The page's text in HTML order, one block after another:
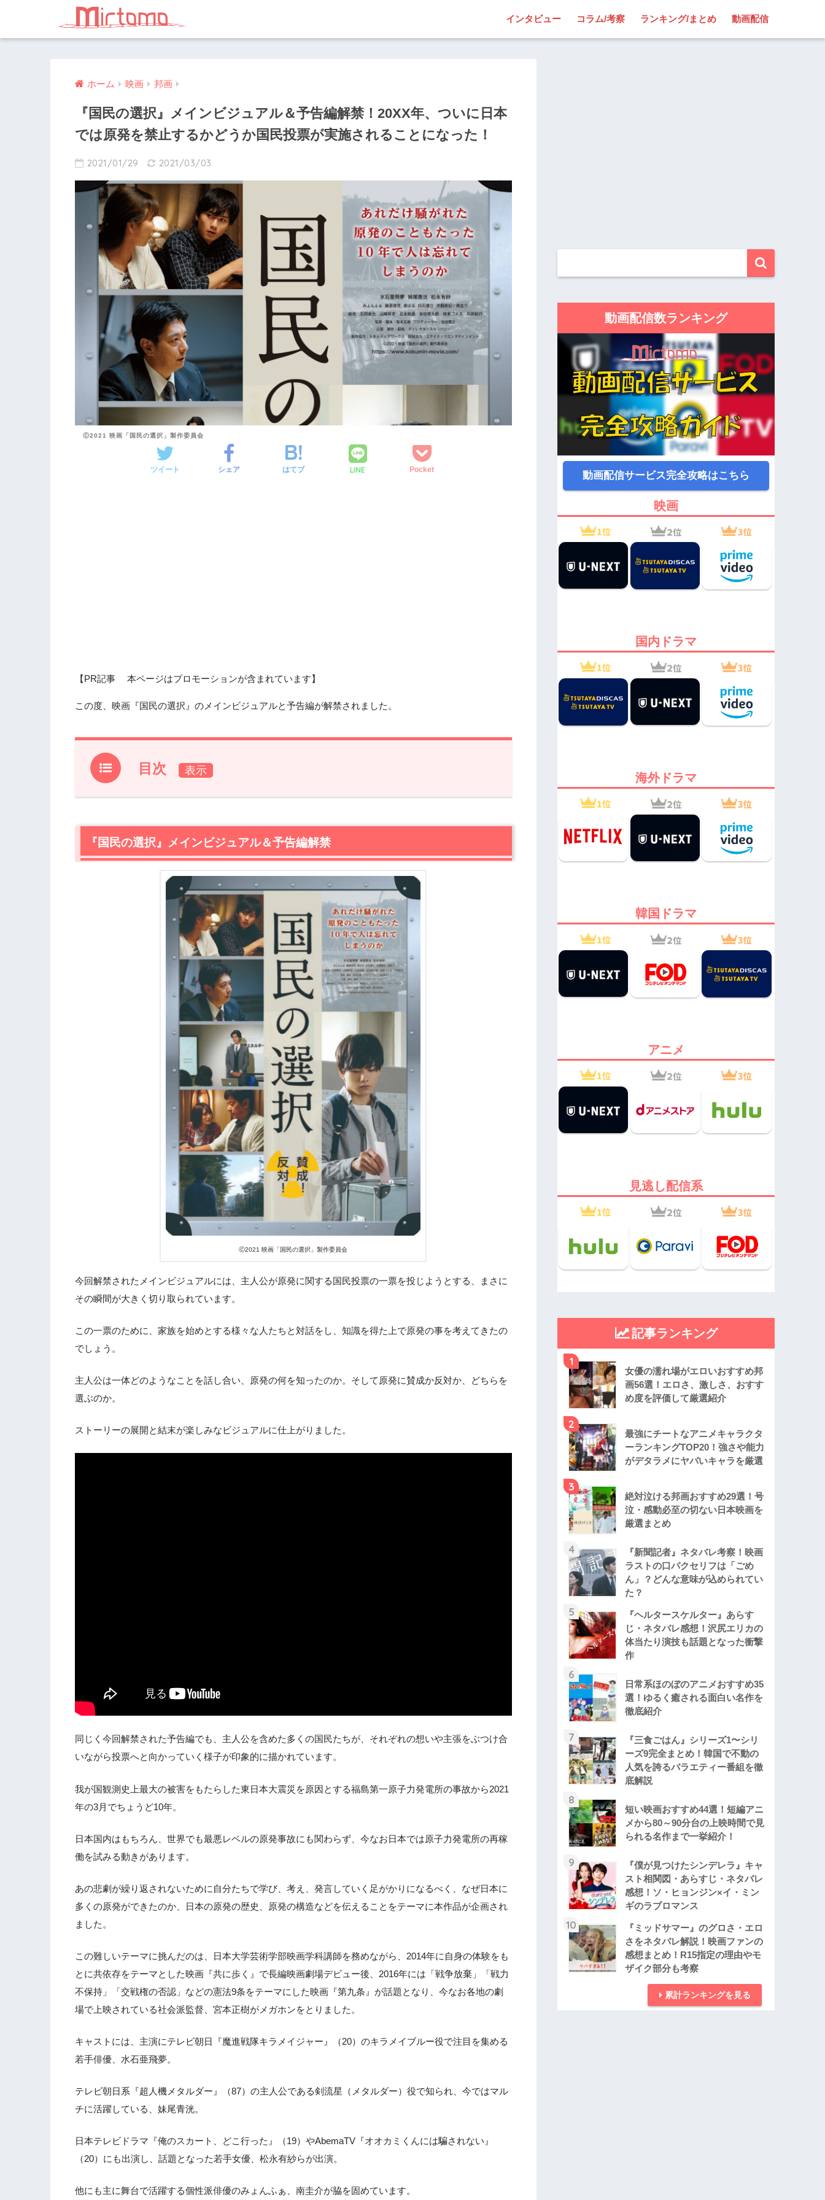
インタビュー コラム/考察 ランキング/まとめ 動画配信
ホーム 映画 邦画
『国民の選択』メインビジュアル＆予告編解禁！20XX年、ついに日本
では原発を禁止するかどうか国民投票が実施されることになった！
2021/01/29 2021/03/03
Ⓒ2021 映画「国民の選択」製作委員会
ツイート シェア はてブ LINE Pocket
【PR記事 本ページはプロモーションが含まれています】
この度、映画『国民の選択』のメインビジュアルと予告編が解禁されました。
目次
1.『国民の選択』メインビジュアル＆予告編解禁
2.1あらすじ
『国民の選択』メインビジュアル＆予告編解禁
Ⓒ2021 映画「国民の選択」製作委員会
今回解禁されたメインビジュアルには、主人公が原発に関する国民投票の一票を投じようとする、まさに
その瞬間が大きく切り取られています。
この一票のために、家族を始めとする様々な人たちと対話をし、知識を得た上で原発の事を考えてきたの
でしょう。
主人公は一体どのようなことを話し合い、原発の何を知ったのか。そして原発に賛成か反対か、どちらを
選ぶのか。
ストーリーの展開と結末が楽しみなビジュアルに仕上がりました。
同じく今回解禁された予告編でも、主人公を含めた多くの国民たちが、それぞれの想いや主張をぶつけ合
いながら投票へと向かっていく様子が印象的に描かれています。
我が国観測史上最大の被害をもたらした東日本大震災を原因とする福島第一原子力発電所の事故から2021
年の3月でちょうど10年。
日本国内はもちろん、世界でも最悪レベルの原発事故にも関わらず、今なお日本では原子力発電所の再稼
働を試みる動きがあります。
あの悲劇が繰り返されないために自分たちで学び、考え、発言していく足がかりになるべく、なぜ日本に
多くの原発ができたのか、日本の原発の歴史、原発の構造などを伝えることをテーマに本作品が企画され
ました。
この難しいテーマに挑んだのは、日本大学芸術学部映画学科講師を務めながら、2014年に自身の体験をも
とに共依存をテーマとした映画『共に歩く』で長編映画劇場デビュー後、2016年には「戦争放棄」「戦力
不保持」「交戦権の否認」などの憲法9条をテーマにした映画『第九条』が話題となり、今なお各地の劇
場で上映されている社会派監督、宮本正樹がメガホンをとりました。
キャストには、主演にテレビ朝日『魔進戦隊キラメイジャー』（20）のキラメイブルー役で注目を集める
若手俳優、水石亜飛夢。
テレビ朝日系『超人機メタルダー』（87）の主人公である剣流星（メタルダー）役で知られ、今ではマル
チに活躍している、妹尾青洸。
日本テレビドラマ『俺のスカート、どこ行った』（19）やAbemaTV『オオカミくんには騙されない』
（20）にも出演し、話題となった若手女優、松永有紗らが出演。
他にも主に舞台で活躍する個性派俳優のみょんふぁ、南圭介が脇を固めています。
動画配信数ランキング
動画配信サービス完全攻略はこちら
映画
国内ドラマ
海外ドラマ
韓国ドラマ
アニメ
見逃し配信系
記事ランキング
1
女優の濡れ場がエロいおすすめ邦
画56選！エロさ、激しさ、おすす
め度を評価して厳選紹介
2
最強にチートなアニメキャラクタ
ーランキングTOP20！強さや能力
がデタラメにヤバいキャラを厳選
3
絶対泣ける邦画おすすめ29選！号
泣・感動必至の切ない日本映画を
厳選まとめ
4
『新聞記者』ネタバレ考察！映画
ラストの口パクセリフは「ごめ
ん」？どんな意味が込められてい
た？
5
『ヘルタースケルター』あらす
じ・ネタバレ感想！沢尻エリカの
体当たり演技も話題となった衝撃
作
6
日常系ほのぼのアニメおすすめ35
選！ゆるく癒される面白い名作を
徹底紹介
7
『三食ごはん』シリーズ1〜シリ
ーズ9完全まとめ！韓国で不動の
人気を誇るバラエティー番組を徹
底解説
8
短い映画おすすめ44選！短編アニ
メから80～90分台の上映時間で見
られる名作まで一挙紹介！
9
『僕が見つけたシンデレラ』キャ
スト相関図・あらすじ・ネタバレ
感想！ソ・ヒョンジン×イ・ミン
ギのラブロマンス
10
『ミッドサマー』のグロさ・エロ
さをネタバレ解説！映画ファンの
感想まとめ！R15指定の理由やモ
ザイク部分も考察
累計ランキングを見る